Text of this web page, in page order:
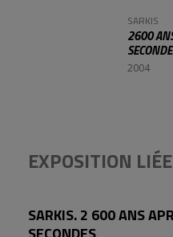
SARKIS
2600
2004
EXPOSITION LIÉE
SARKIS. 2 600 ANS